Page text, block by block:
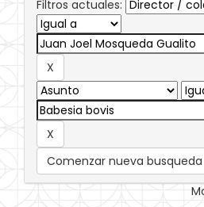
Filtros actuales:
Comenzar nueva busqueda